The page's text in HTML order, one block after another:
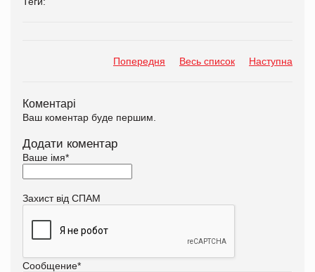
Попередня Весь список Наступна
Коментарі
Ваш коментар буде першим.
Додати коментар
Ваше імя*
Захист від СПАМ
Сообщение*